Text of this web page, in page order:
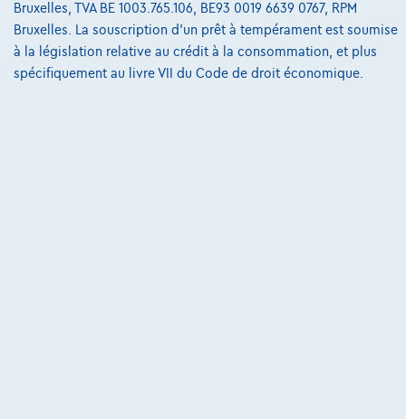
Bruxelles, TVA BE 1003.765.106, BE93 0019 6639 0767, RPM
Bruxelles. La souscription d'un prêt à tempérament est soumise
à la législation relative au crédit à la consommation, et plus
spécifiquement au livre VII du Code de droit économique.
@2024 TCS Mobility SA/NV Copyright
Conditions Générales